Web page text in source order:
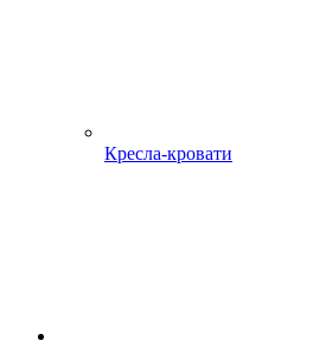
Кресла-кровати